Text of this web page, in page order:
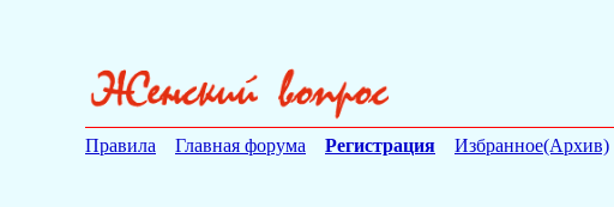
Правила Главная форума Регистрация Избранное(Архив)